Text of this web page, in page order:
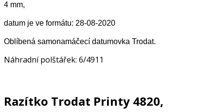
4 mm,
datum je ve formátu: 28-08-2020
Oblíbená samonamáčecí datumovka Trodat.
Náhradní polštářek: 6/4911
Razítko Trodat Printy 4820,